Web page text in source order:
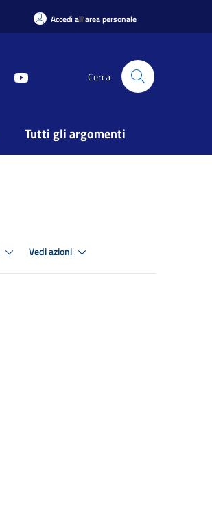
Accedi all'area personale
Cerca
Tutti gli argomenti
Vedi azioni